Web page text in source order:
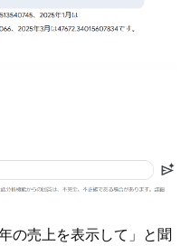
の売上を表示して」と聞